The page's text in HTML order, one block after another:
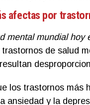
afectas por
mental mundial hoy
de salud
los trastornos más
ansiedad y la